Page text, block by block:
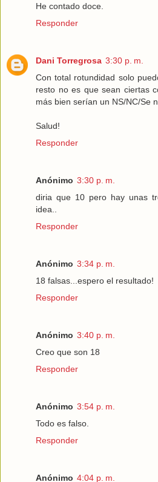
He contado doce.
Responder
Dani Torregrosa 3:30 p. m.
Con total rotundidad solo
resto no es que sean ciertas
más bien serían un NS/NC/Se
Salud!
Responder
Anónimo 3:30 p. m.
diria que 10 pero hay unas
idea..
Responder
Anónimo 3:34 p. m.
18 falsas...espero el resultado!
Responder
Anónimo 3:40 p. m.
Creo que son 18
Responder
Anónimo 3:54 p. m.
Todo es falso.
Responder
Anónimo 4:04 p. m.